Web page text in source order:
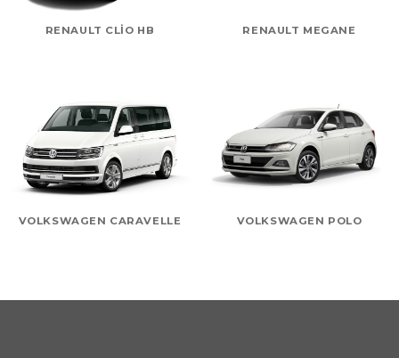
RENAULT CLIO HB RENAULT MEGANE
VOLKSWAGEN CARAVELLE VOLKSWAGEN POLO